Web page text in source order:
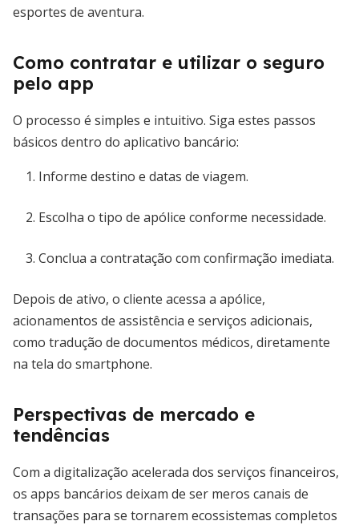
esportes de aventura.
Como contratar e utilizar o seguro
pelo app
O processo é simples e intuitivo. Siga estes passos
básicos dentro do aplicativo bancário:
Informe destino e datas de viagem.
Escolha o tipo de apólice conforme necessidade.
Conclua a contratação com confirmação imediata.
Depois de ativo, o cliente acessa a apólice,
acionamentos de assistência e serviços adicionais,
como tradução de documentos médicos, diretamente
na tela do smartphone.
Perspectivas de mercado e
tendências
Com a digitalização acelerada dos serviços financeiros,
os apps bancários deixam de ser meros canais de
transações para se tornarem ecossistemas completos